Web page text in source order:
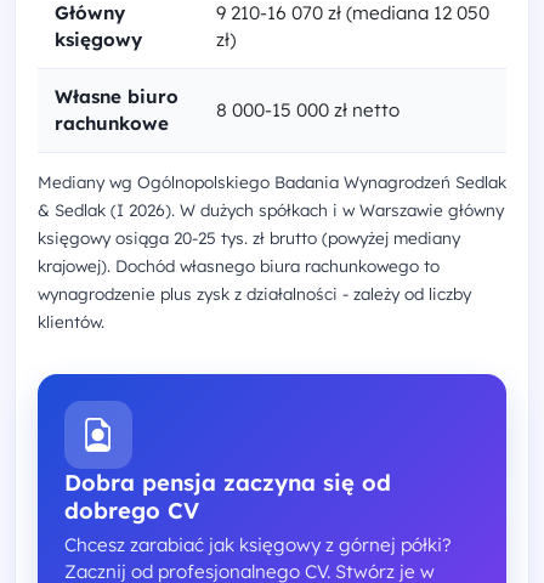
Główny
księgowy
9 210-16 070 zł (mediana 12 050
zł)
Własne biuro
rachunkowe
8 000-15 000 zł netto
Mediany wg Ogólnopolskiego Badania Wynagrodzeń Sedlak
& Sedlak (I 2026). W dużych spółkach i w Warszawie główny
księgowy osiąga 20-25 tys. zł brutto (powyżej mediany
krajowej). Dochód własnego biura rachunkowego to
wynagrodzenie plus zysk z działalności - zależy od liczby
klientów.
Dobra pensja zaczyna się od
dobrego CV
Chcesz zarabiać jak księgowy z górnej półki?
Zacznij od profesjonalnego CV. Stwórz je w